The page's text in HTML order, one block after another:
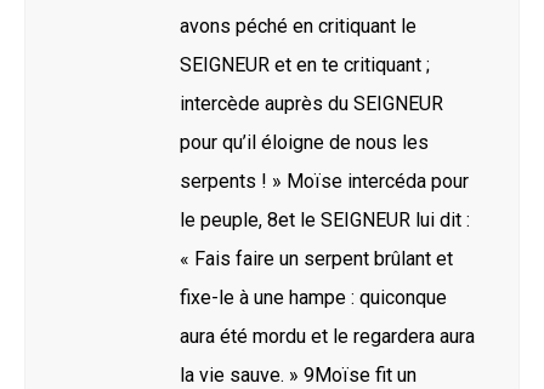
avons péché en critiquant le
SEIGNEUR et en te critiquant ;
intercède auprès du SEIGNEUR
pour qu’il éloigne de nous les
serpents ! » Moïse intercéda pour
le peuple, 8et le SEIGNEUR lui dit :
« Fais faire un serpent brûlant et
fixe-le à une hampe : quiconque
aura été mordu et le regardera aura
la vie sauve. » 9Moïse fit un